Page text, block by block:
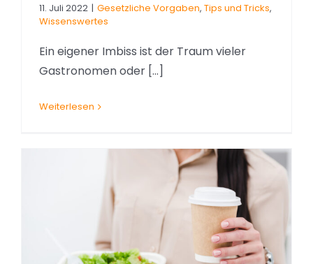
11. Juli 2022 | Gesetzliche Vorgaben, Tips und Tricks,
Wissenswertes
Ein eigener Imbiss ist der Traum vieler
Gastronomen oder [...]
Weiterlesen